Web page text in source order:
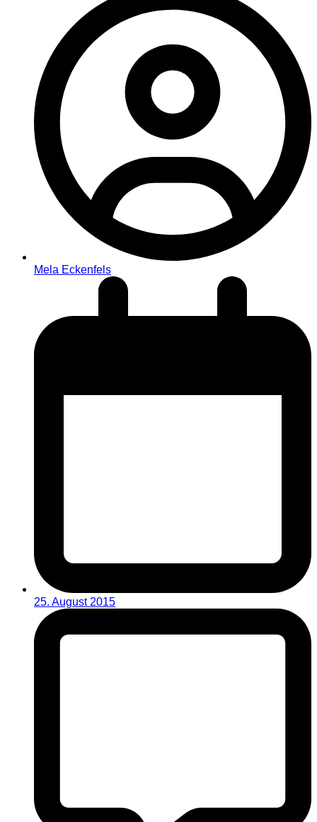
Mela Eckenfels
25. August 2015